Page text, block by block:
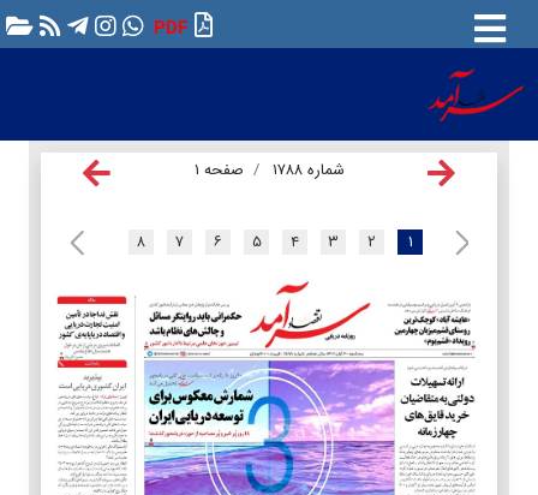
PDF
شماره ۱۷۸۸ صفحه ۱
۱ ۲ ۳ ۴ ۵ ۶ ۷ ۸